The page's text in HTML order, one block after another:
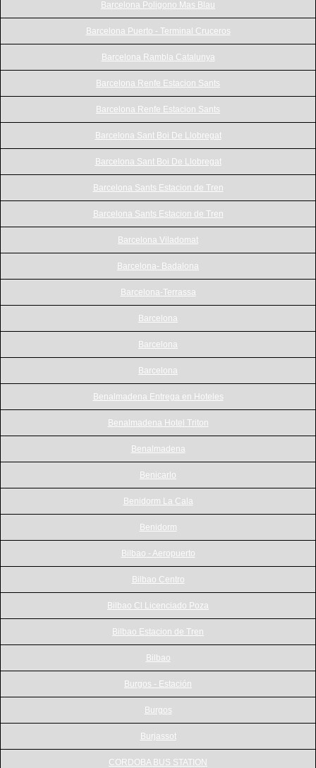
Barcelona Poligono Mas Blau
Barcelona Puerto - Terminal Cruceros
Barcelona Rambla Catalunya
Barcelona Renfe Estacion Sants
Barcelona Renfe Estacion Sants
Barcelona Sant Boi De Llobregat
Barcelona Sant Boi De Llobregat
Barcelona Sants Estacion de Tren
Barcelona Sants Estacion de Tren
Barcelona Viladomat
Barcelona- Badalona
Barcelona-Terrassa
Barcelona
Barcelona
Barcelona
Benalmadena Entrega en Hoteles
Benalmadena Hotel Triton
Benalmadena
Benicarlo
Benidorm La Cala
Benidorm
Bilbao - Aeropuerto
Bilbao Centro
Bilbao Cl Licenciado Poza
Bilbao Estacion de Tren
Bilbao
Burgos - Estación
Burgos
Burjassot
CORDOBA BUS STATION